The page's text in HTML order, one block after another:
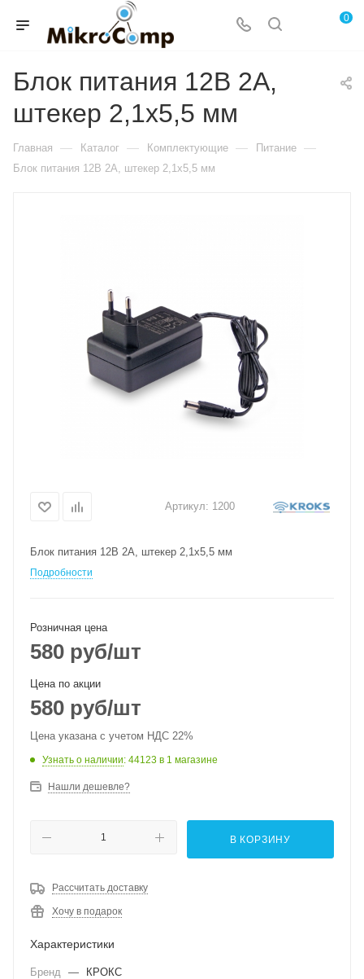
0
Блок питания 12В 2А,
штекер 2,1х5,5 мм
Главная — Каталог — Комплектующие — Питание —
Блок питания 12В 2А, штекер 2,1х5,5 мм
Артикул: 1200
Блок питания 12В 2А, штекер 2,1х5,5 мм
Подробности
Розничная цена
580 руб/шт
Цена по акции
580 руб/шт
Цена указана с учетом НДС 22%
Узнать о наличии: 44123 в 1 магазине
Нашли дешевле?
В КОРЗИНУ
Рассчитать доставку
Хочу в подарок
Характеристики
Бренд —
КРОКС